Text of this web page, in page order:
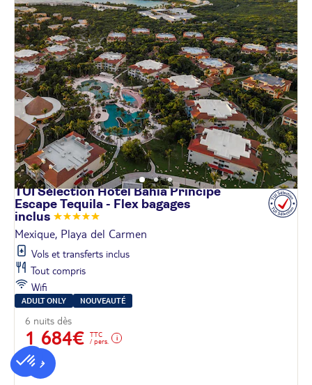
TUI Sélection Hôtel Bahia Principe
Escape Tequila - Flex bagages
inclus
Mexique, Playa del Carmen
Vols et transferts inclus
Tout compris
Wifi
ADULT ONLY NOUVEAUTÉ
6 nuits dès
1 684€
TTC
/ pers.